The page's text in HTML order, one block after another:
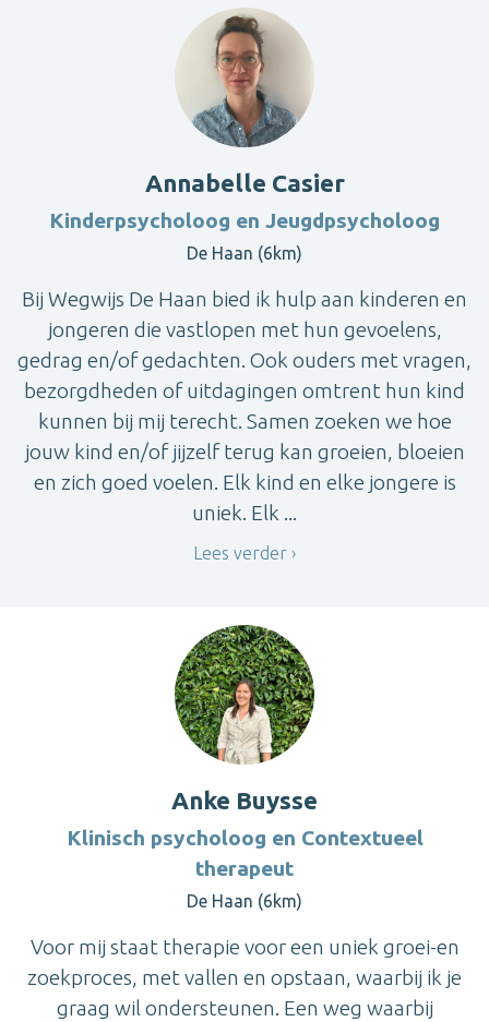
Annabelle Casier
Kinderpsycholoog en Jeugdpsycholoog
De Haan (6km)
Bij Wegwijs De Haan bied ik hulp aan kinderen en
jongeren die vastlopen met hun gevoelens,
gedrag en/of gedachten. Ook ouders met vragen,
bezorgdheden of uitdagingen omtrent hun kind
kunnen bij mij terecht. Samen zoeken we hoe
jouw kind en/of jijzelf terug kan groeien, bloeien
en zich goed voelen. Elk kind en elke jongere is
uniek. Elk ...
Lees verder
Anke Buysse
Klinisch psycholoog en Contextueel
therapeut
De Haan (6km)
Voor mij staat therapie voor een uniek groei-en
zoekproces, met vallen en opstaan, waarbij ik je
graag wil ondersteunen. Een weg waarbij